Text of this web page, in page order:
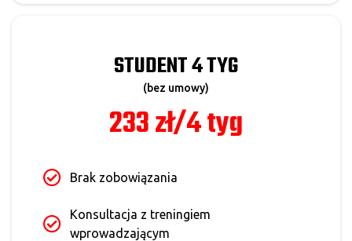
STUDENT 4 TYG
(bez umowy)
233 zł/4 tyg
Brak zobowiązania
Konsultacja z treningiem
wprowadzającym